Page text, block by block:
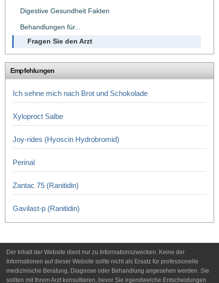
Digestive Gesundheit Fakten
Behandlungen für...
Fragen Sie den Arzt
Empfehlungen
Ich sehne mich nach Brot und Schokolade
Xyloproct Salbe
Joy-rides (Hyoscin Hydrobromid)
Perinal
Zantac 75 (Ranitidin)
Gavilast-p (Ranitidin)
Der Inhalt der Website dient nur zu Informationszwecken. Keine der
Informationen auf dieser Website sollte nicht als Ersatz für professionelle
medizinische Beratung, Diagnose oder Behandlung angesehen werden. Sie
sollten mit Ihrem Arzt konsultieren, bevor Sie irgendwelche Entscheidungen